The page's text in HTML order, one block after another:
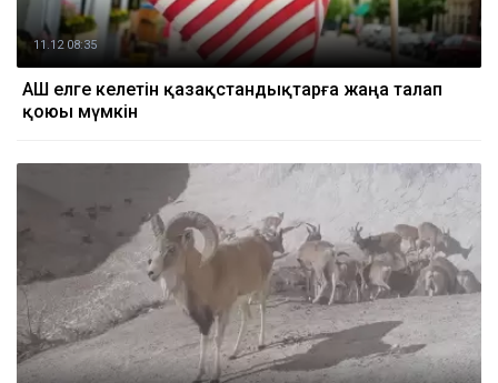
11.12 08:35
АҚШ елге келетін қазақстандықтарға жаңа талап
қоюы мүмкін